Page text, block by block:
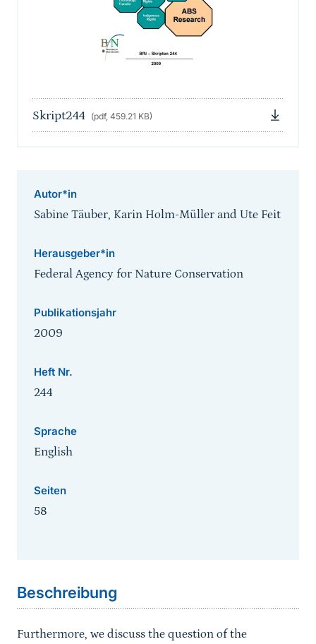
Skript244 (pdf, 459.21 KB)
Autor*in
Sabine Täuber, Karin Holm-Müller and Ute Feit
Herausgeber*in
Federal Agency for Nature Conservation
Publikationsjahr
2009
Heft Nr.
244
Sprache
English
Seiten
58
Beschreibung
Furthermore, we discuss the question of the